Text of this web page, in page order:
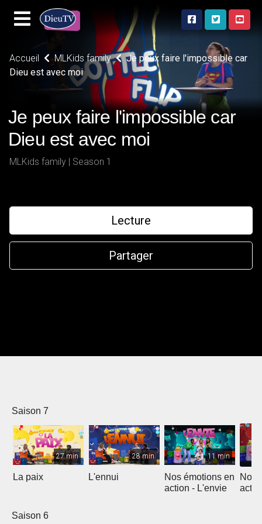
Accueil MLKids family
Je peux faire l'impossible car
Dieu est avec moi
Je peux faire l'impossible car
Dieu est avec moi
MLKids family | Season 1
Lecture
Partager
Saison 7
27 min
La paix
28 min
L'ennui
11 min
Nos émotions en
action - L'envie
Nos
Saison 6